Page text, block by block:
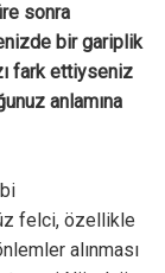
sonra
bir gariplik
fark ettiyseniz
anlamına
felci, özellikle
alınması